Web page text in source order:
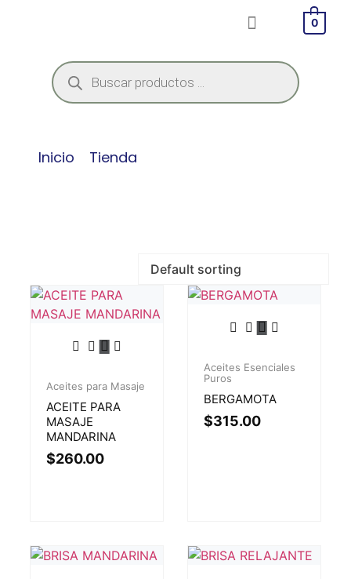
0
Inicio Tienda
Aceites para Masaje
ACEITE PARA
MASAJE
MANDARINA
$260.00
Aceites Esenciales
Puros
BERGAMOTA
$315.00